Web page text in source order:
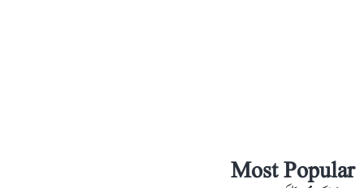
Most Popular